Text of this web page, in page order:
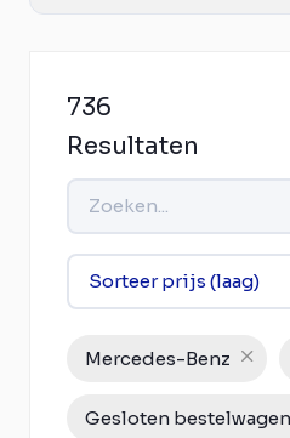
736
Resultaten
Mercedes-Benz
Gesloten bestelwagen